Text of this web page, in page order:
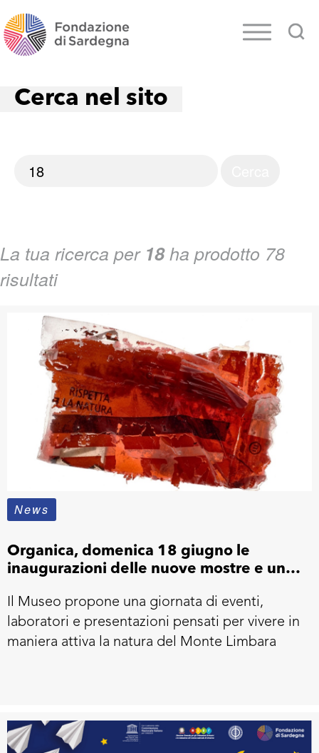
Cerca nel sito
La tua ricerca per 18 ha prodotto 78
risultati
News
Organica, domenica 18 giugno le
inaugurazioni delle nuove mostre e una
letteratura e all’ambiente
Il Museo propone una giornata di eventi,
laboratori e presentazioni pensati per vivere in
maniera attiva la natura del Monte Limbara